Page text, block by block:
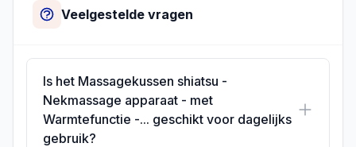
Veelgestelde vragen
Is het Massagekussen shiatsu -
Nekmassage apparaat - met
Warmtefunctie -... geschikt voor dagelijks
gebruik?